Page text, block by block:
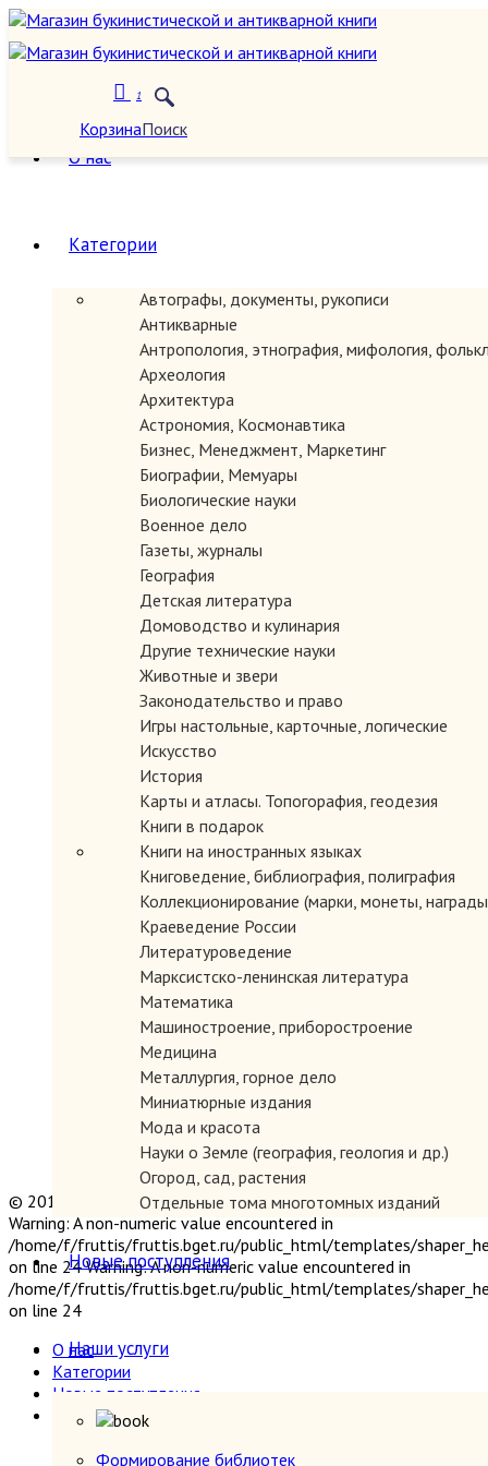
Поиск
1
Корзина
О нас
Категории
Автографы, документы, рукописи
Антикварные
Антропология, этнография, мифология,
Археология
Архитектура
Астрономия, Космонавтика
Бизнес, Менеджмент, Маркетинг
Биографии, Мемуары
Биологические науки
Военное дело
Газеты, журналы
География
Детская литература
Домоводство и кулинария
Другие технические науки
Животные и звери
Законодательство и право
Игры настольные, карточные, логические
Искусство
История
Карты и атласы. Топогорафия, геодезия
Книги в подарок
Книги на иностранных языках
Книговедение, библиография, полиграфия
Коллекционирование (марки, монеты,
Краеведение России
Литературоведение
Марксистско-ленинская литература
Математика
Машиностроение, приборостроение
Медицина
Металлургия, горное дело
Миниатюрные издания
Мода и красота
Науки о Земле (география, геология и др.)
Огород, сад, растения
Отдельные тома многотомных изданий
Открытки
Охота и рыбалка
Педагогика
Политология, геополитика, дипломатия
Промышленность, производство
Религия
Сатира и юмор
Новые поступления
Наши услуги
Формирование библиотек
© 2019 "Параграф" Покупка и продажа антикварных книг
Warning: A non-numeric value encountered in
/home/f/fruttis/fruttis.bget.ru/public_html/templates/
on line 24 Warning: A non-numeric value encountered in
/home/f/fruttis/fruttis.bget.ru/public_html/templates/
on line 24
О нас
Категории
Новые поступления
Наши услуги
Прием книг